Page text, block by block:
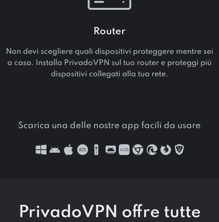
Router
Non devi scegliere quali dispositivi proteggere mentre sei
a casa. Installa PrivadoVPN sul tuo router e proteggi più
dispositivi collegati alla tua rete.
Scarica una delle nostre app facili da usare
PrivadoVPN offre tutte